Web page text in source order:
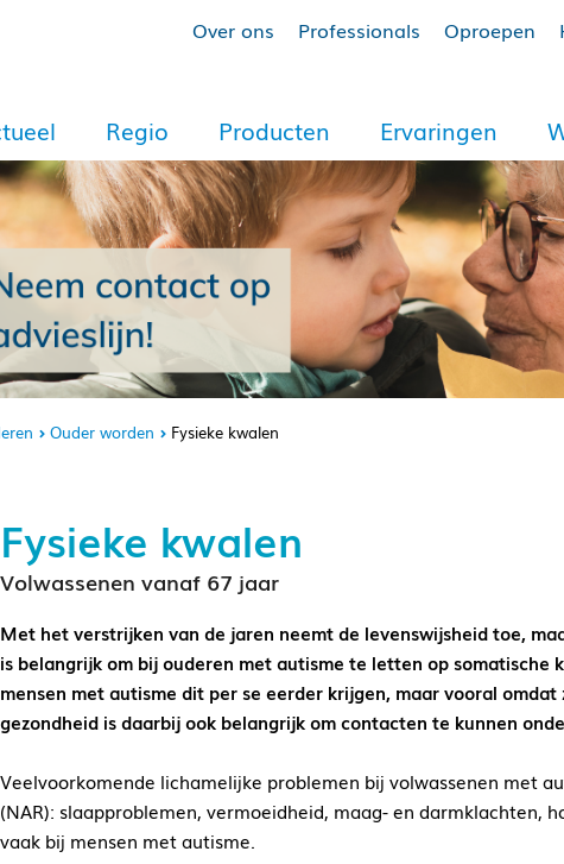
Over ons Professionals Oproepen
Regio Producten Ervaringen
Ouder worden Fysieke kwalen
Fysieke kwalen
Volwassenen vanaf 67 jaar
Met het verstrijken van de jaren neemt de levenswijsheid toe,
is belangrijk om bij ouderen met autisme te letten op
mensen met autisme dit per se eerder krijgen, maar vooral
gezondheid is daarbij ook belangrijk om contacten te kunnen
Veelvoorkomende lichamelijke problemen bij volwassenen met
(NAR): slaapproblemen, vermoeidheid, maag- en darmklachten,
vaak bij mensen met autisme.